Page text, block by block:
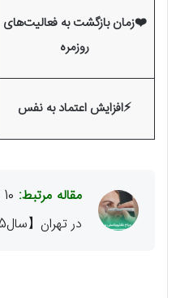
❤️زمان بازگشت به فعالیت‌های
روزمره
⚡️افزایش اعتماد به نفس
مقاله مرتبط:
در تهران【سال1405】✅